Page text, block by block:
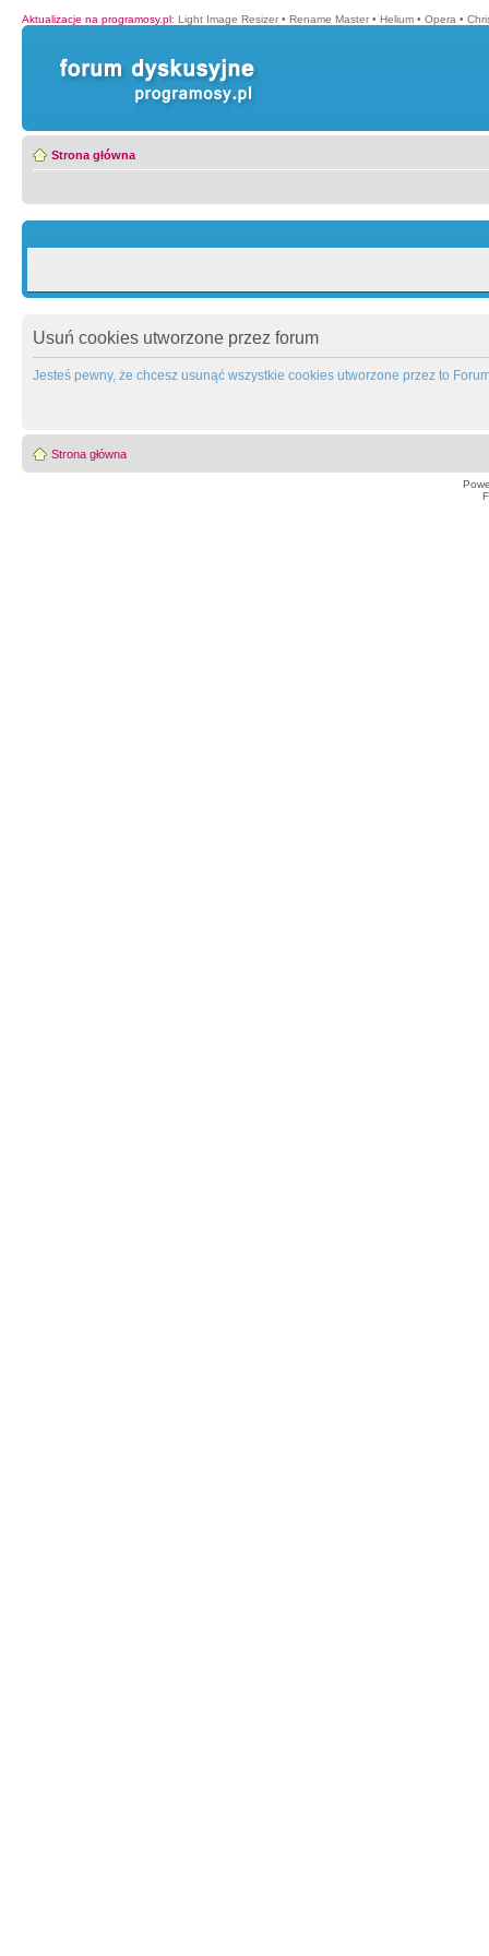
Aktualizacje na programosy.pl: Light Image Resizer • Rename Master • Helium • Opera •
Strona główna
Usuń cookies utworzone przez forum
Jesteś pewny, że chcesz usunąć wszystkie cookies utworzone przez to
Strona główna